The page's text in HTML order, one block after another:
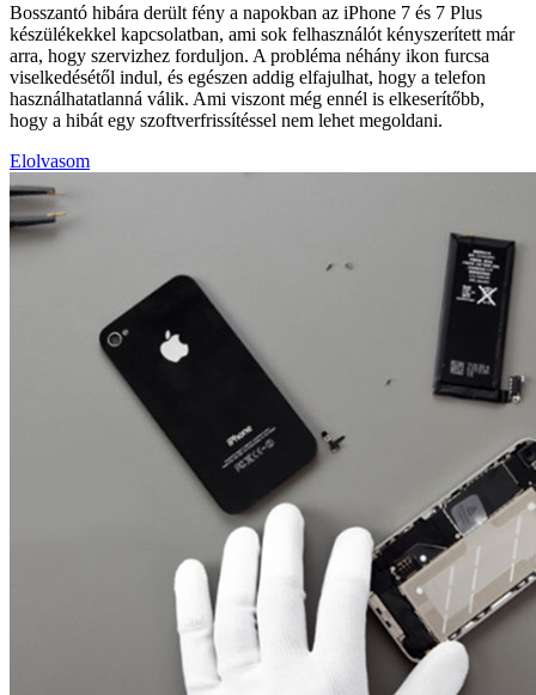
Bosszantó hibára derült fény a napokban az iPhone 7 és 7 Plus
készülékekkel kapcsolatban, ami sok felhasználót kényszerített már
arra, hogy szervizhez forduljon. A probléma néhány ikon furcsa
viselkedésétől indul, és egészen addig elfajulhat, hogy a telefon
használhatatlanná válik. Ami viszont még ennél is elkeserítőbb,
hogy a hibát egy szoftverfrissítéssel nem lehet megoldani.
Elolvasom